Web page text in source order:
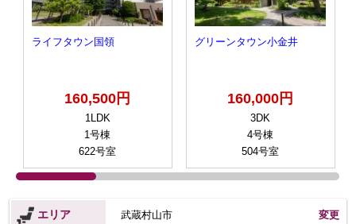
ライフタウン国領
160,500円
1LDK
1号棟
622号室
グリーンタウン小金井
160,000円
3DK
4号棟
504号室
エリア 武蔵村山市 変更